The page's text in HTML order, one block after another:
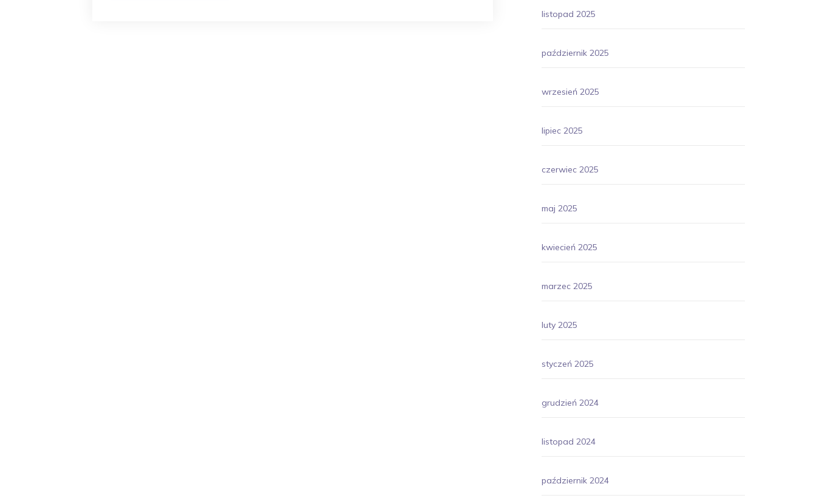
listopad 2025
październik 2025
wrzesień 2025
lipiec 2025
czerwiec 2025
maj 2025
kwiecień 2025
marzec 2025
luty 2025
styczeń 2025
grudzień 2024
listopad 2024
październik 2024